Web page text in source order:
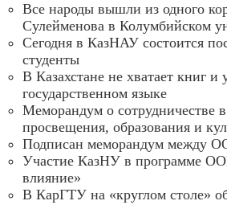
Все народы вышли из одного
Сулейменова в Колумбийском
Сегодня в КазНАУ состоится
студенты
В Казахстане не хватает книг
государственном языке
Меморандум о сотрудничестве
просвещения, образования и
Подписан меморандум между
Участие КазНУ в программе
влияние»
В КарГТУ на «круглом столе»